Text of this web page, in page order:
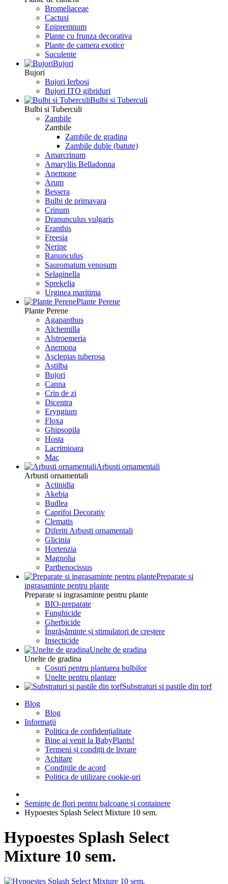
Bromeliaceae
Cactusi
Epipremnum
Plante cu frunza decorativa
Plante de camera exotice
Suculente
Bujori
Bujori
Bujori Ierbosi
Bujori ITO gibriduri
Bulbi si Tuberculi
Bulbi si Tuberculi
Zambile
Zambile
Zambile de gradina
Zambile duble (batute)
Amarcrinum
Amaryllis Belladonna
Anemone
Arum
Bessera
Bulbi de primavara
Crinum
Dranunculus vulgaris
Eranthis
Freesiа
Nerine
Ranunculus
Sauromatum venosum
Selaginella
Sprekelia
Urginea maritima
Plante Perene
Plante Perene
Agapanthus
Alchemilla
Alstroemeria
Anemona
Asclepias tuberosa
Astilba
Bujori
Canna
Crin de zi
Dicentra
Eryngium
Floxa
Ghipsopila
Hosta
Lacrimioara
Mac
Arbusti ornamentali
Arbusti ornamentali
Actinidia
Akebia
Budlea
Caprifoi Decorativ
Clematis
Diferiti Arbusti ornamentali
Glicinia
Hortenzia
Magnolia
Parthenocissus
Preparate si
ingrasaminte pentru plante
Preparate si ingrasaminte pentru plante
BIO-preparate
Funghicide
Gherbicide
Îngrășăminte și stimulatori de creștere
Insecticide
Unelte de gradina
Unelte de gradina
Cosuri pentru plantarea bulbilor
Unelte pentru plantare
Substraturi si pastile din torf
Blog
Blog
Informaţii
Politica de confidențialitate
Bine ai venit la BabyPlants!
Termeni și condiții de livrare
Achitare
Condițiile de acord
Politica de utilizare cookie-uri
Semințe de flori pentru balcoane și containere
Hypoestes Splash Select Mixture 10 sem.
Hypoestes Splash Select
Mixture 10 sem.